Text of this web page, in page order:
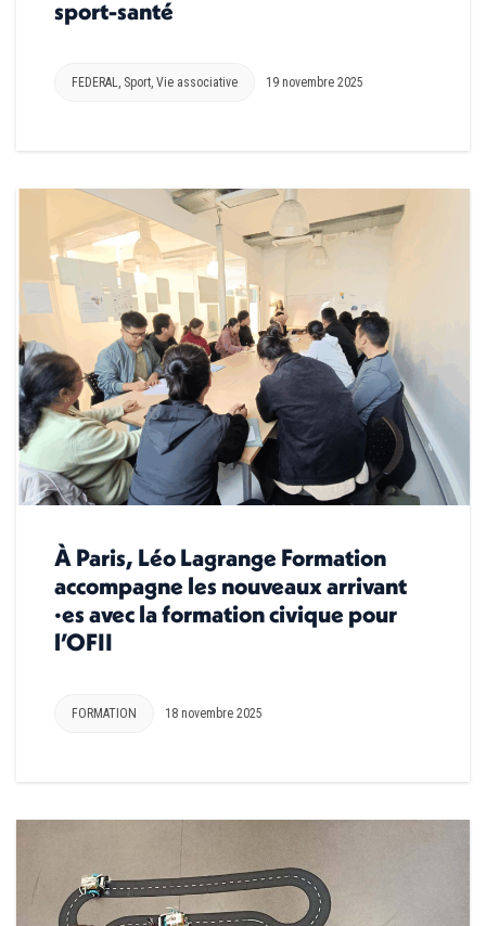
sport-santé
FEDERAL Sport Vie associative 19 novembre 2025
À Paris, Léo Lagrange Formation
accompagne les nouveaux arrivant
·es avec la formation civique pour
l’OFII
FORMATION 18 novembre 2025